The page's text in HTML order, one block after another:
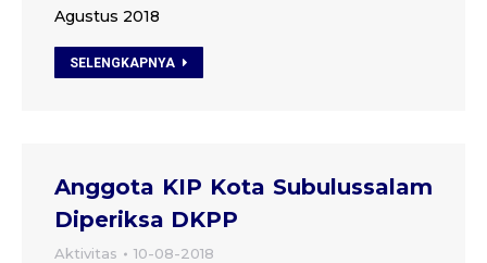
Agustus 2018
SELENGKAPNYA
Anggota KIP Kota Subulussalam
Diperiksa DKPP
Aktivitas 10-08-2018